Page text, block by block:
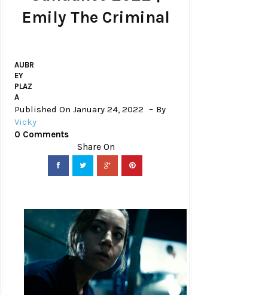
Emily The Criminal
AUBR
EY
PLAZ
A
Published On January 24, 2022
By
Vicky
0 Comments